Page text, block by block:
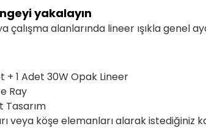
yakalayın
çalışma alanlarında lineer ışıkla genel
+ 1 Adet 30W Opak Lineer
Ray
Tasarım
veya köşe elemanları alarak istediğiniz